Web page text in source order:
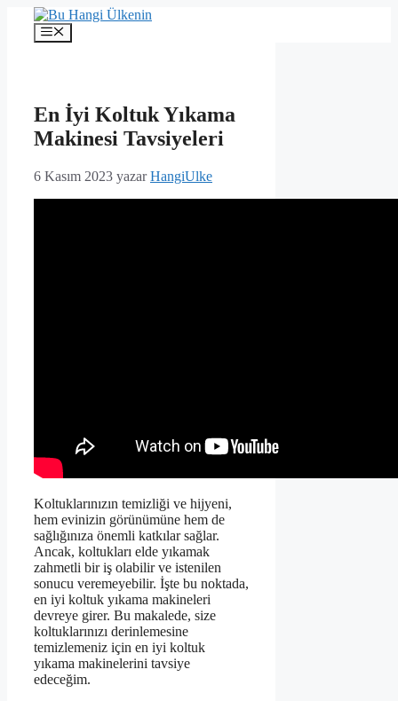
İçeriğe
Menü
En İyi Koltuk Yıkama
Makinesi Tavsiyeleri
6 Kasım 2023 yazarHangiUlke
Koltuklarınızın temizliği ve hijyeni,
hem evinizin görünümüne hem de
sağlığınıza önemli katkılar sağlar.
Ancak, koltukları elde yıkamak
zahmetli bir iş olabilir ve istenilen
sonucu veremeyebilir. İşte bu noktada,
en iyi koltuk yıkama makineleri
devreye girer. Bu makalede, size
koltuklarınızı derinlemesine
temizlemeniz için en iyi koltuk
yıkama makinelerini tavsiye
edeceğim.